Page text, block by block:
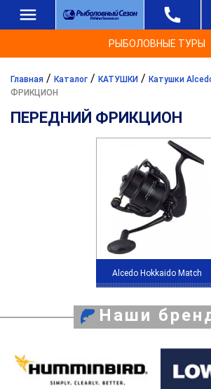
РЫБОЛОВНЫЕ ТУРЫ
Главная / Каталог / КАТУШКИ / Катушки
ФРИКЦИОН
ПЕРЕДНИЙ ФРИКЦИОН
Alcedo Hokkaido Match
Наши